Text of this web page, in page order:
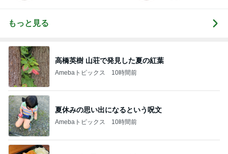
もっと見る
高橋英樹 山荘で発見した夏の紅葉
Amebaトピックス 10時間前
夏休みの思い出になるという呪文
Amebaトピックス 10時間前